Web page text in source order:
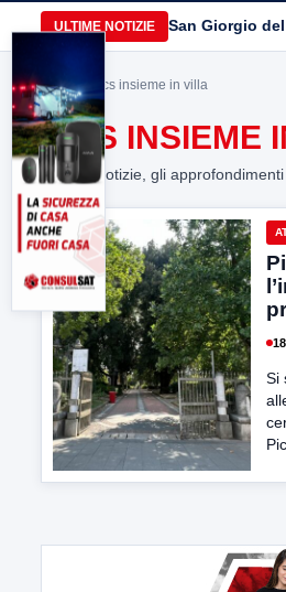
ULTIME NOTIZIE San Giorgio
Home> pics insieme in villa
PICS INSIEME
Tutte le notizie, gli
Si